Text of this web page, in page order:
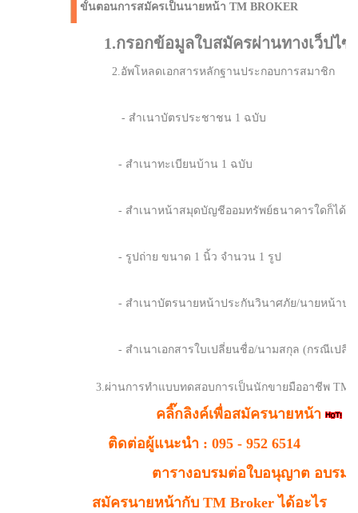
ขั้นตอนการสมัครเป็นนายหน้า TM BROKER
1.กรอกข้อมูลใบสมัครผ่านทางเว็ปไซ
2.อัพโหลดเอกสารหลักฐานประกอบการสมาชิก
- สำเนาบัตรประชาชน 1 ฉบับ
- สำเนาทะเบียนบ้าน 1 ฉบับ
- สำเนาหน้าสมุดบัญชีออมทรัพย์ธนาคารใดก็ได้ (ยกเ
- รูปถ่าย ขนาด 1 นิ้ว จำนวน 1 รูป
- สำเนาบัตรนายหน้าประกันวินาศภัย/นายหน้าประ
- สำเนาเอกสารใบเปลี่ยนชื่อ/นามสกุล (กรณีเปลี่ยน
3.ผ่านการทำแบบทดสอบการเป็นนักขายมืออาชีพ TM
คลิ๊กลิงค์เพื่อสมัครนายหน้า
ติดต่อผู้แนะนำ : 095 - 952 6514
ตารางอบรมต่อใบอนุญาต อบรมสอบ น
สมัครนายหน้ากับ TM Broker ได้อะไร